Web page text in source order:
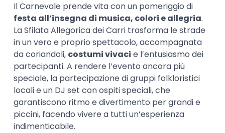
Il Carnevale prende vita con un pomeriggio di
festa all’insegna di musica, colori e allegria.
La Sfilata Allegorica dei Carri trasforma le strade
in un vero e proprio spettacolo, accompagnata
da coriandoli, costumi vivaci e l’entusiasmo dei
partecipanti. A rendere l’evento ancora più
speciale, la partecipazione di gruppi folkloristici
locali e un DJ set con ospiti speciali, che
garantiscono ritmo e divertimento per grandi e
piccini, facendo vivere a tutti un’esperienza
indimenticabile.